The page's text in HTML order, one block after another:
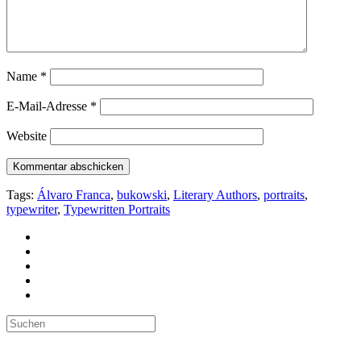
Name *
E-Mail-Adresse *
Website
Tags: Álvaro Franca, bukowski, Literary Authors, portraits,
typewriter, Typewritten Portraits